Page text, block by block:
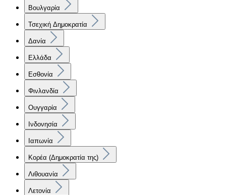
Βουλγαρία
Τσεχική Δημοκρατία
Δανία
Ελλάδα
Εσθονία
Φινλανδία
Ουγγαρία
Ινδονησία
Ιαπωνία
Κορέα (Δημοκρατία της)
Λιθουανία
Λετονία